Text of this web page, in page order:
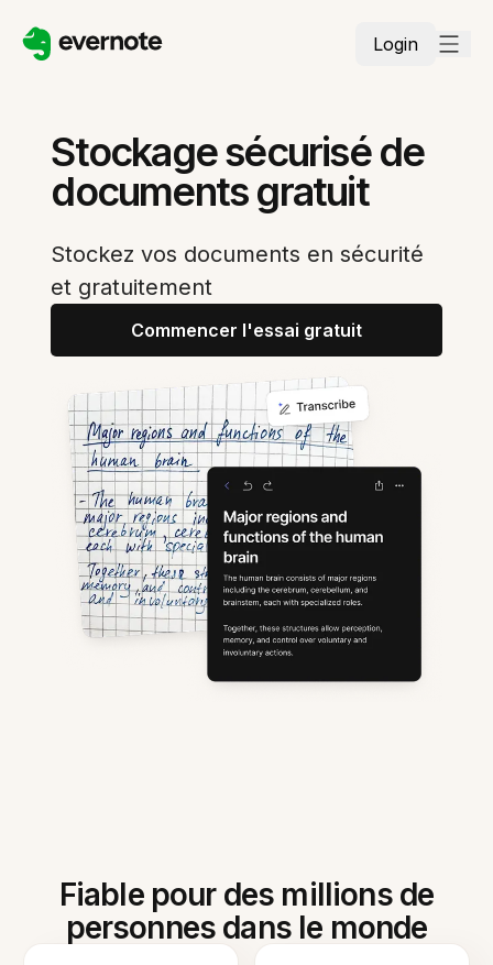
Login
Stockage sécurisé de
documents gratuit
Stockez vos documents en sécurité
et gratuitement
Commencer l'essai gratuit
Fiable pour des millions de
personnes dans le monde